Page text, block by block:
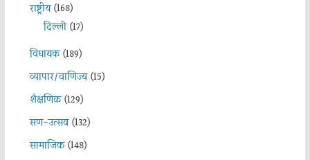
राष्ट्रीय(168)
दिल्ली(17)
विधायक(189)
व्यापार/वाणिज्य(15)
शैक्षणिक(129)
सण-उत्सव(132)
सामाजिक(148)